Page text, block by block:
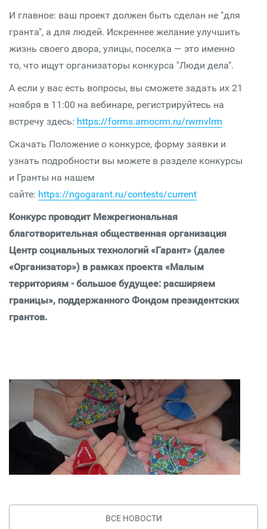
И главное: ваш проект должен быть сделан не "для
гранта", а для людей. Искреннее желание улучшить
жизнь своего двора, улицы, поселка — это именно
то, что ищут организаторы конкурса "Люди дела".
А если у вас есть вопросы, вы сможете задать их 21
ноября в 11:00 на вебинаре, регистрируйтесь на
встречу здесь: https://forms.amocrm.ru/rwmvlrm
Скачать Положение о конкурсе, форму заявки и
узнать подробности вы можете в разделе конкурсы
и Гранты на нашем
сайте: https://ngogarant.ru/contests/current
Конкурс проводит Межрегиональная
благотворительная общественная организация
Центр социальных технологий «Гарант» (далее
«Организатор») в рамках проекта «Малым
территориям - большое будущее: расширяем
границы», поддержанного Фондом президентских
грантов.
ВСЕ НОВОСТИ